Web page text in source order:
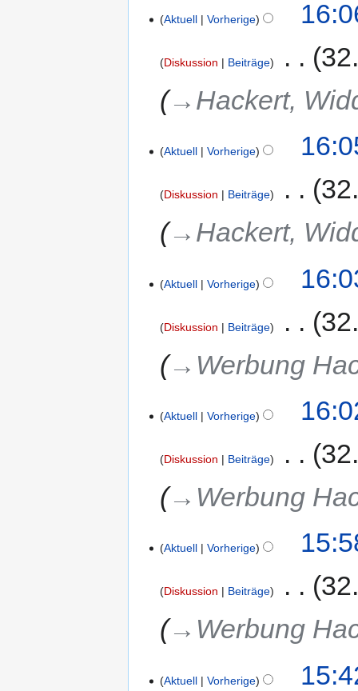
Aktuell Vorherige
Diskussion Beiträge
→‎Hackert,
Aktuell Vorherige
Diskussion Beiträge
→‎Hackert,
Aktuell Vorherige
Diskussion Beiträge
→‎Werbung
Aktuell Vorherige
Diskussion Beiträge
→‎Werbung
Aktuell Vorherige
Diskussion Beiträge
→‎Werbung
Aktuell Vorherige